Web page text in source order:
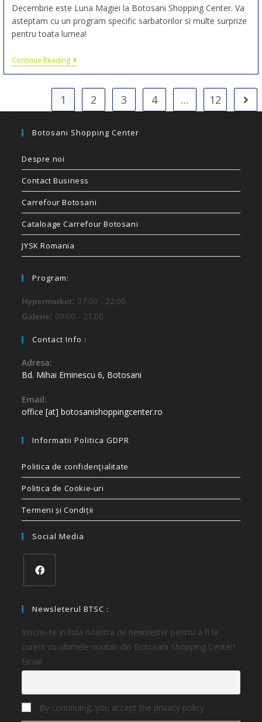
Decembrie este Luna Magiei la Botosani Shopping Center. Va
asteptam cu un program specific sarbatorilor si multe surprize
pentru toata lumea!
Continue Reading
1 2 3 4 … 12
Botosani Shopping Center
Despre noi
Contact Business
Carrefour Botosani
Cataloage Carrefour Botosani
JYSK Romania
Program:
Hypermarket: 07:00 - 22:00
Galerie: 09:00 - 21:00
Contact Info :
Adresa:
Bd. Mihai Eminescu 6, Botosani
Email:
office [at] botosanishoppingcenter.ro
Informatii Politica GDPR
Politica de confidenţialitate
Politica de Cookie-uri
Termeni și Condiții
Social Media
Newsleterul BTSC :
Inscrie-te in lista noastra de newsletter pentru a fi la
curent cu ultimele noutati din Botosani Shopping Center!
Email
By continuing, you accept the privacy policy